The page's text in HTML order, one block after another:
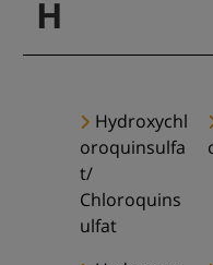
H
Hydroxychl
oroquinsulfa
t/
Chloroquins
ulfat